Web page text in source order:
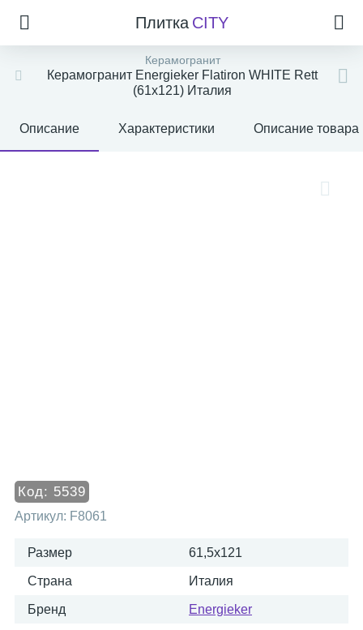
Плитка CITY
Керамогранит
Керамогранит Energieker Flatiron WHITE Rett
(61x121) Италия
Описание Характеристики Описание товара
Код: 5539
Артикул: F8061
Размер 61,5x121
Страна Италия
Бренд Energieker